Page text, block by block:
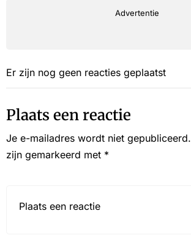
Advertentie
Er zijn nog geen reacties geplaatst
Plaats een reactie
Je e-mailadres wordt niet gepubliceerd.
zijn gemarkeerd met *